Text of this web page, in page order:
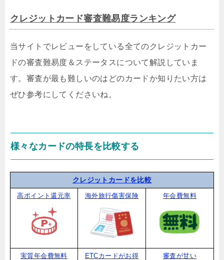
クレジットカード審査難易度ランキング
当サイトでレビューをしている全てのクレジットカー
ドの審査難易度＆ステータスについて解説していま
す。審査が最も難しいのはどのカードか知りたい方は
ぜひ参考にしてくださいね。
様々なカードの特長を比較する
クレジットカードを比較
高ポイント還元率 海外旅行傷害保険 年会費無料
実質年会費無料 ETCカードがお得 審査が甘い